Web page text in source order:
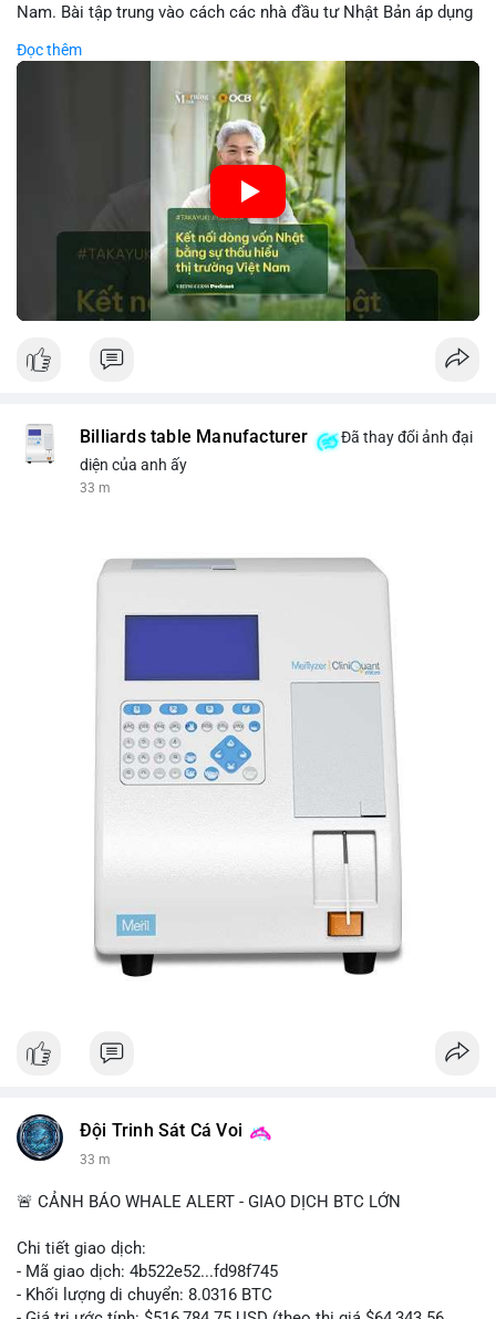
Nam. Bài tập trung vào cách các nhà đầu tư Nhật Bản áp dụng
đầu tư trực tiếp vào doanh nghiệp đến việc giao dịch tài chính.
Kết nối này không chỉ tạo cơ hội tăng trưởng cho Việt Nam mà
còn tạo ra động lực cho thị trường crypto địa phương khi các
nhà đầu tư đa quốc gia tìm kiếm cơ hội đa dạng. Các yếu tố
như chính sách tài chính Việt Nam, xu hướng đầu tư ESG, và
ổn định thị trường sẽ ảnh hưởng trực tiếp đến lưu lượng vốn
nhập khẩu từ Nhật Bản. Bài cũng nhấn mạnh vai trò của thông
tin thị trường chính xác trong việc giảm rủi ro khi kết nối các
thị trường khác nhau.
🎥 Xem video trực tiếp tại:
Đọc thêm
Billiards table Manufacturer
Đã thay đổi ảnh đại
diện của anh ấy
33 m
Đội Trinh Sát Cá Voi
33 m
🚨 CẢNH BÁO WHALE ALERT - GIAO DỊCH BTC LỚN
Chi tiết giao dịch:
- Mã giao dịch: 4b522e52...fd98f745
- Khối lượng di chuyển: 8.0316 BTC